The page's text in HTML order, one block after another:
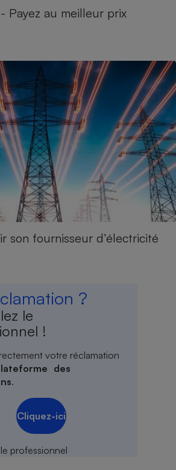
Payez au meilleur prix
son fournisseur d’électricité
?
le
!
votre réclamation
des
.
Cliquez-ici